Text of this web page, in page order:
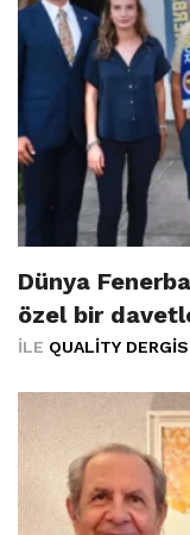
Dünya
özel bir
İLE QUALITY